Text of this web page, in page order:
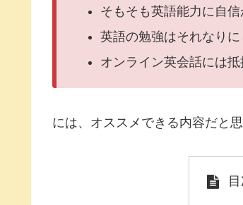
そもそも英語能力に自
英語の勉強はそれなり
オンライン英会話には
には、オススメできる内容だと思